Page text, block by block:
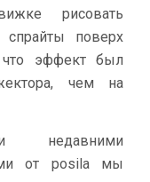
рисовать
поверх
что эффект был
чем на
недавними
от posila мы